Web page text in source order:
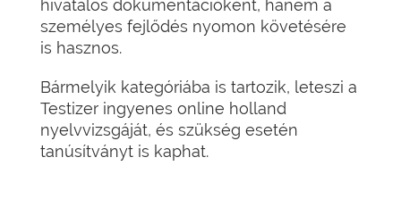
hivatalos dokumentációként, hanem a
személyes fejlődés nyomon követésére
is hasznos.
Bármelyik kategóriába is tartozik, leteszi a
Testizer ingyenes online holland
nyelvvizsgáját, és szükség esetén
tanúsítványt is kaphat.